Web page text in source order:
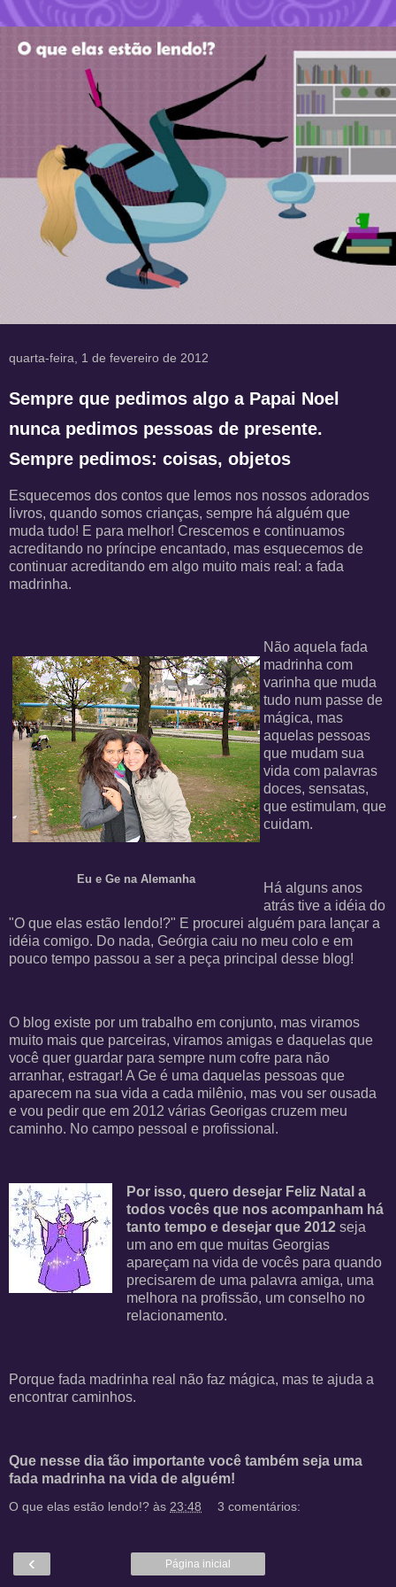
quarta-feira, 1 de fevereiro de 2012
Sempre que pedimos algo a Papai Noel
nunca pedimos pessoas de presente.
Sempre pedimos: coisas, objetos
Esquecemos dos contos que lemos nos nossos adorados
livros, quando somos crianças, sempre há alguém que
muda tudo! E para melhor! Crescemos e continuamos
acreditando no príncipe encantado, mas esquecemos de
continuar acreditando em algo muito mais real: a fada
madrinha.
Eu e Ge na Alemanha
Não aquela fada
madrinha com
varinha que muda
tudo num passe de
mágica, mas
aquelas pessoas
que mudam sua
vida com palavras
doces, sensatas,
que estimulam, que
cuidam.
Há alguns anos
atrás tive a idéia do
"O que elas estão lendo!?" E procurei alguém para lançar a
idéia comigo. Do nada, Geórgia caiu no meu colo e em
pouco tempo passou a ser a peça principal desse blog!
O blog existe por um trabalho em conjunto, mas viramos
muito mais que parceiras, viramos amigas e daquelas que
você quer guardar para sempre num cofre para não
arranhar, estragar! A Ge é uma daquelas pessoas que
aparecem na sua vida a cada milênio, mas vou ser ousada
e vou pedir que em 2012 várias Georigas cruzem meu
caminho. No campo pessoal e profissional.
Por isso, quero desejar Feliz Natal a
todos vocês que nos acompanham há
tanto tempo e desejar que 2012 seja
um ano em que muitas Georgias
apareçam na vida de vocês para quando
precisarem de uma palavra amiga, uma
melhora na profissão, um conselho no
relacionamento.
Porque fada madrinha real não faz mágica, mas te ajuda a
encontrar caminhos.
Que nesse dia tão importante você também seja uma
fada madrinha na vida de alguém!
O que elas estão lendo!? às 23:48 3 comentários:
‹ Página inicial